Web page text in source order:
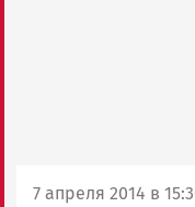
7 апреля 2014 в